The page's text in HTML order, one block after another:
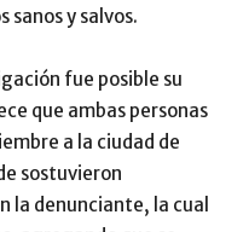
sanos y salvos.
fue posible su
que ambas personas
a la ciudad de
sostuvieron
la denunciante, la cual